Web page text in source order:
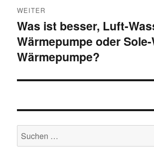
WEITER
Nächster
Beitrag:
Was ist besser, Luft-
Wärmepumpe oder
Wärmepumpe?
Suchen
nach: